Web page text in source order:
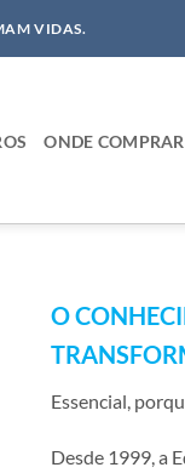
VIDAS.
ONDE COMPRAR
O
Essencial,
Desde 1999, a